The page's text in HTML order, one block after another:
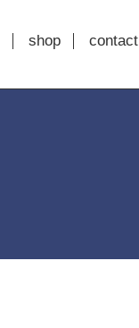
shop contact